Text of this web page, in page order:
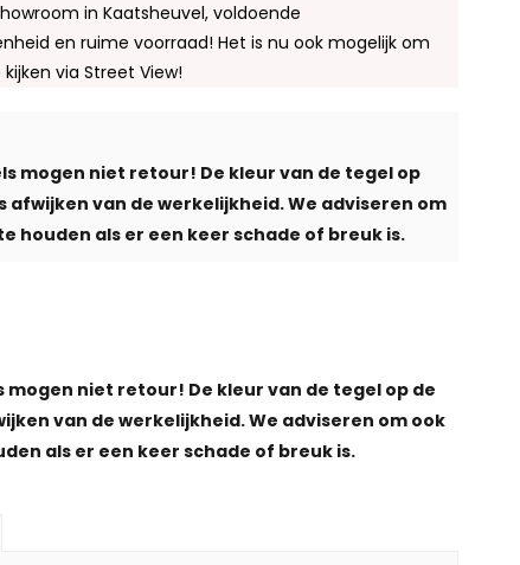
in Kaatsheuvel, voldoende
en ruime voorraad! Het is nu ook mogelijk om
via Street View!
mogen niet retour! De kleur van de tegel op
van de werkelijkheid. We adviseren om
houden als er een keer schade of breuk is.
mogen niet retour! De kleur van de tegel op de
van de werkelijkheid. We adviseren om ook
als er een keer schade of breuk is.